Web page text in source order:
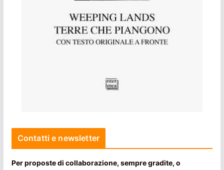
Contatti e newsletter
Per proposte di collaborazione, sempre gradite, o